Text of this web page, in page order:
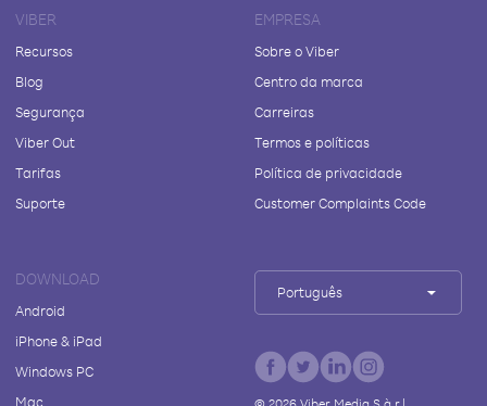
VIBER
Recursos
Blog
Segurança
Viber Out
Tarifas
Suporte
EMPRESA
Sobre o Viber
Centro da marca
Carreiras
Termos e políticas
Política de privacidade
Customer Complaints Code
DOWNLOAD
Android
iPhone & iPad
Windows PC
Mac
Português